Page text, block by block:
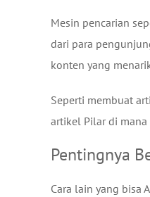
Mesin pencarian
dari para
konten yang
Seperti membuat
artikel Pilar di
Pentingnya
Cara lain yang bisa